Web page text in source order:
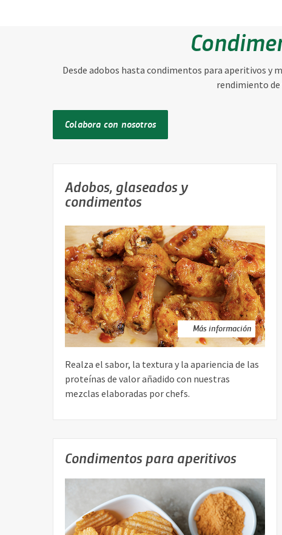
Desde adobos hasta condimentos para aperitivos y
rendimiento de
Colabora con nosotros
Adobos, glaseados y
condimentos
Más información
Realza el sabor, la textura y la apariencia de las
proteínas de valor añadido con nuestras
mezclas elaboradas por chefs.
Condimentos para aperitivos